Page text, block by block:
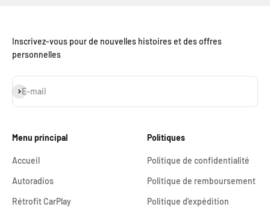
Inscrivez-vous pour de nouvelles histoires et des offres
personnelles
E-mail
S'inscrire
Menu principal
Accueil
Autoradios
Rétrofit CarPlay
Politiques
Politique de confidentialité
Politique de remboursement
Politique d'expédition